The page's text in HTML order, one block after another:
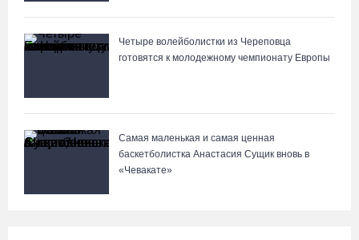
Четыре волейболистки из Череповца
готовятся к молодежному чемпионату Европы
Самая маленькая и самая ценная
баскетболистка Анастасия Сущик вновь в
«Чевакате»